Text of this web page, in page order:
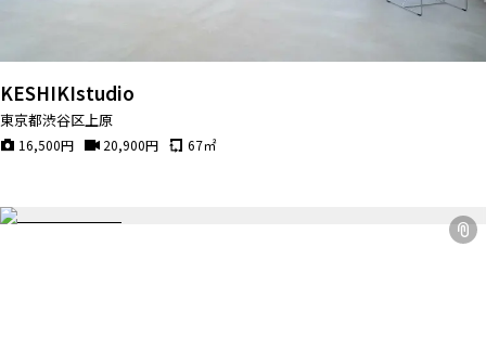
KESHIKIstudio
東京都渋谷区上原
16,500円 20,900円 67㎡